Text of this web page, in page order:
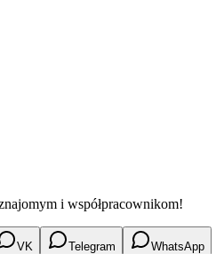
i współpracownikom!
VK Telegram WhatsApp